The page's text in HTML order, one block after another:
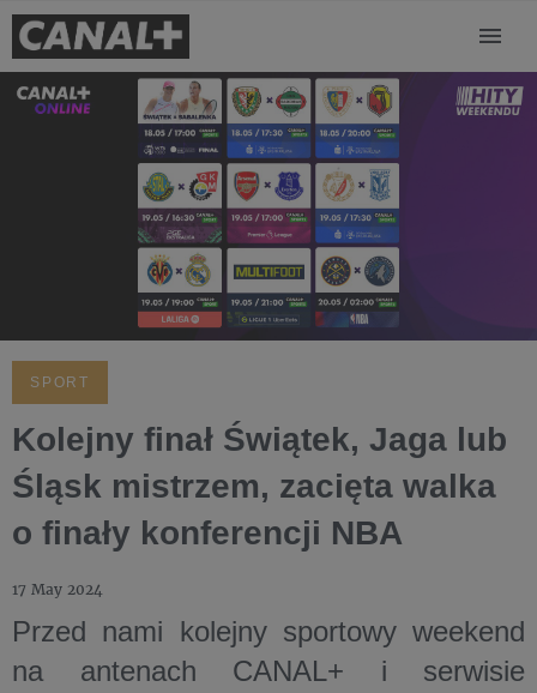
SPORT
Kolejny finał Świątek, Jaga lub
Śląsk mistrzem, zacięta walka
o finały konferencji NBA
17 May 2024
Przed nami kolejny sportowy weekend
na antenach CANAL+ i serwisie